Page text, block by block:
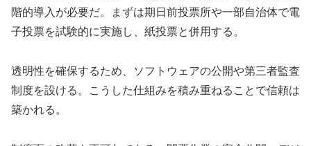
階的導入が必要だ。まずは期日前投票所や一部自治体で電
子投票を試験的に実施し、紙投票と併用する。
透明性を確保するため、ソフトウェアの公開や第三者監査
制度を設ける。こうした仕組みを積み重ねることで信頼は
築かれる。